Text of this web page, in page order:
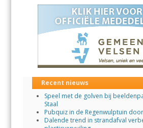
Recent nieuws
Speel met de golven bij
Staal
Pubquiz in de Regenwulptuin
Dalende trend in strandafval